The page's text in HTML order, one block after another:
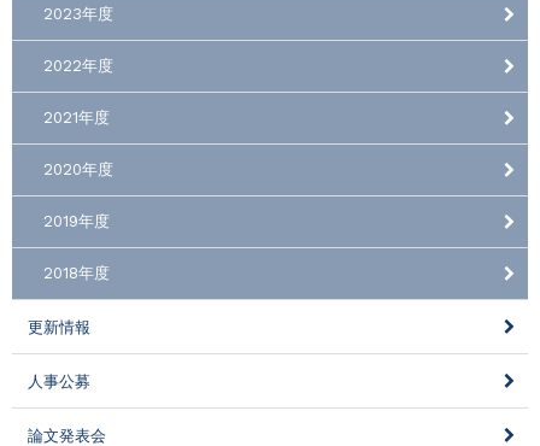
2023年度
2022年度
2021年度
2020年度
2019年度
2018年度
更新情報
人事公募
論文発表会